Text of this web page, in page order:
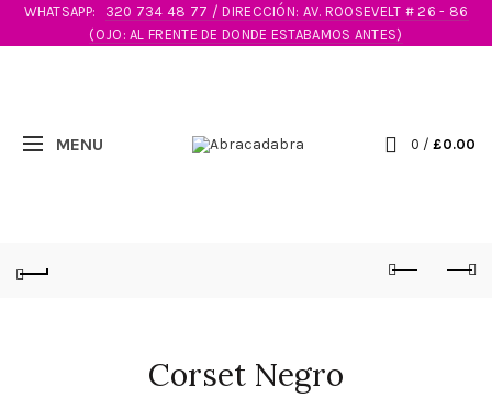
WHATSAPP:
320 734 48 77 / DIRECCIÓN: AV. ROOSEVELT # 26 - 86
(OJO: AL FRENTE DE DONDE ESTABAMOS ANTES)
0 / £0.00
Corset Negro